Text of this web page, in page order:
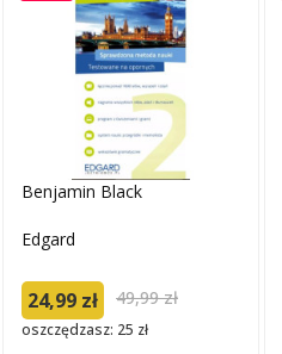
Benjamin Black
Edgard
24,99 zł 49,99 zł
oszczędzasz: 25 zł